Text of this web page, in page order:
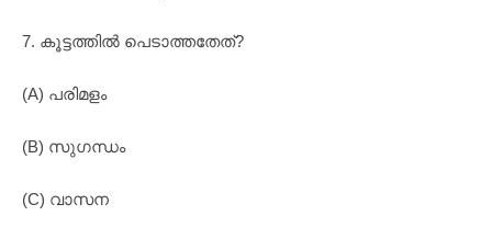
7. കൂട്ടത്തിൽ പെടാത്തതേത്?
(A) പരിമളം
(B) സുഗന്ധം
(C) വാസന